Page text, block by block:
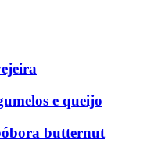
e queijo
butternut